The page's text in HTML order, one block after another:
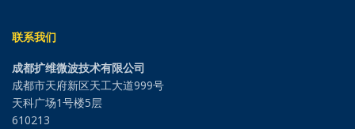
联系我们
成都扩维微波技术有限公司
成都市天府新区天工大道999号
天科广场1号楼5层
610213